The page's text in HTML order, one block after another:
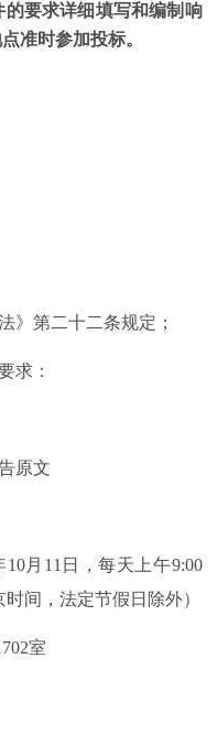
要求详细填写和编制响
准时参加投标。
》第二十二条规定；
求：
原文
月11日，每天上午9:00
间，法定节假日除外）
室